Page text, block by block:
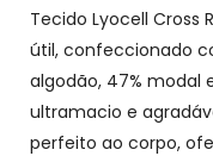
Tecido Lyocell Cross
útil, confeccionado
algodão, 47% modal
ultramacio e
perfeito ao corpo,